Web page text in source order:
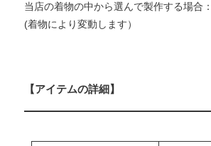
当店の着物の中から選んで製作する場合：
(着物により変動します）
【アイテムの詳細】